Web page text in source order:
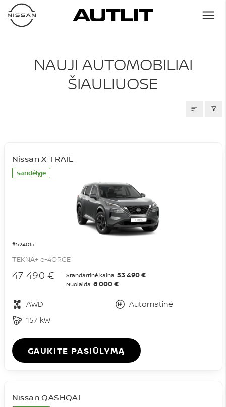
NAUJI AUTOMOBILIAI
NAUJI AUTOMOBILIAI
ŠIAULIUOSE
sandėlyje
#524015
Nissan X-TRAIL
TEKNA+ e-4ORCE
47 490 € Standartinė kaina: 53 490 €
Nuolaida: 6 000 €
AWD
Automatinė
157 kW
GAUKITE PASIŪLYMĄ
Nissan QASHQAI